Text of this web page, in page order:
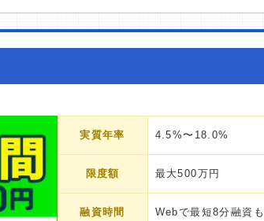
実質年率 4.5%〜18.0%
限度額 最大500万円
融資時間 Webで最短8分融資